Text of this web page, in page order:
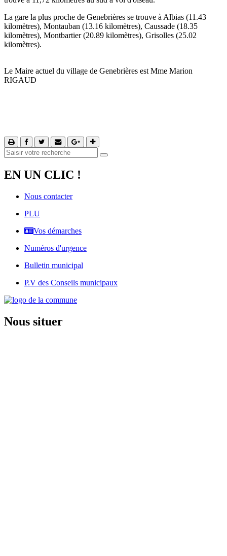
La gare la plus proche de Genebrières se trouve à Albias (11.43
kilomètres), Montauban (13.16 kilomètres), Caussade (18.35
kilomètres), Montbartier (20.89 kilomètres), Grisolles (25.02
kilomètres).
Le Maire actuel du village de Genebrières est Mme Marion
RIGAUD
EN UN CLIC !
Nous contacter
PLU
Vos démarches
Numéros d'urgence
Bulletin municipal
P.V des Conseils municipaux
Nous situer